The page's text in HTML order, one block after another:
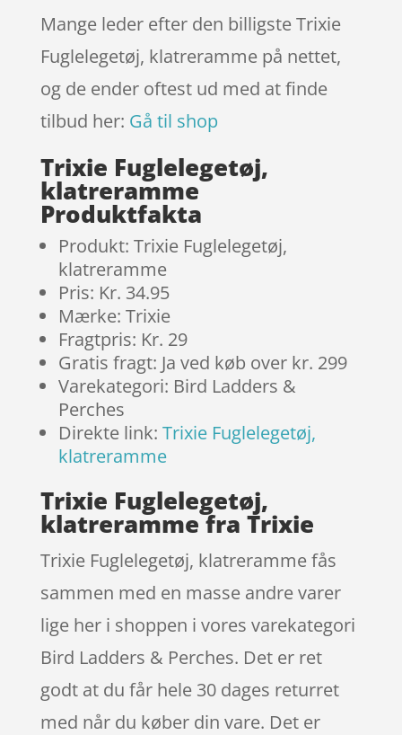
mmelser
Mange leder efter den billigste Trixie
Fuglelegetøj, klatreramme på nettet,
og de ender oftest ud med at finde
tilbud her: Gå til shop
Trixie Fuglelegetøj,
klatreramme
Produktfakta
Produkt: Trixie Fuglelegetøj,
klatreramme
Pris: Kr. 34.95
Mærke: Trixie
Fragtpris: Kr. 29
Gratis fragt: Ja ved køb over kr. 299
Varekategori: Bird Ladders &
Perches
Direkte link: Trixie Fuglelegetøj,
klatreramme
Trixie Fuglelegetøj,
klatreramme fra Trixie
Trixie Fuglelegetøj, klatreramme fås
sammen med en masse andre varer
lige her i shoppen i vores varekategori
Bird Ladders & Perches. Det er ret
godt at du får hele 30 dages returret
med når du køber din vare. Det er